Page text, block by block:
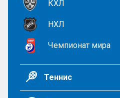
КХЛ
НХЛ
Чемпионат мира
Теннис